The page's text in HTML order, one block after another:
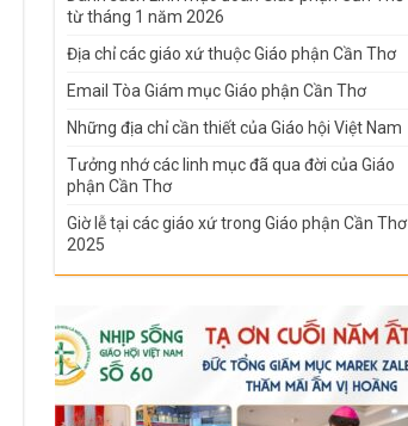
từ tháng 1 năm 2026
Địa chỉ các giáo xứ thuộc Giáo phận Cần Thơ
Email Tòa Giám mục Giáo phận Cần Thơ
Những địa chỉ cần thiết của Giáo hội Việt Nam
Tưởng nhớ các linh mục đã qua đời của Giáo
phận Cần Thơ
Giờ lễ tại các giáo xứ trong Giáo phận Cần Thơ
2025